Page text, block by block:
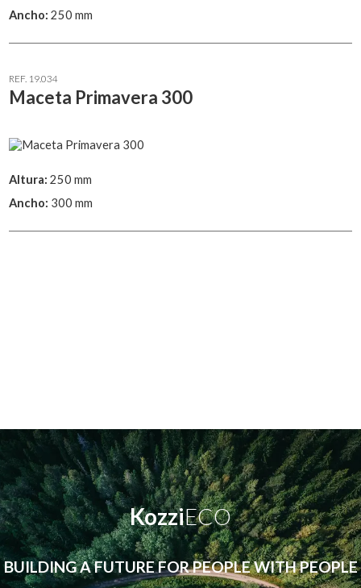
Ancho: 250 mm
REF. 19.034
Maceta Primavera 300
Altura: 250 mm
Ancho: 300 mm
KozziECO
BUILDING A FUTURE FOR PEOPLE WITH PEOPLE